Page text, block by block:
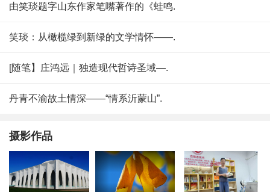
由笑琰题字山东作家笔嘴著作的《蛙鸣.
笑琰：从橄榄绿到新绿的文学情怀——.
[随笔】庄鸿远｜独造现代哲诗圣域—.
丹青不渝故土情深——“情系沂蒙山”.
摄影作品